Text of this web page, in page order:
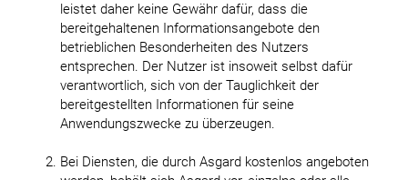
leistet daher keine Gewähr dafür, dass die
bereitgehaltenen Informationsangebote den
betrieblichen Besonderheiten des Nutzers
entsprechen. Der Nutzer ist insoweit selbst dafür
verantwortlich, sich von der Tauglichkeit der
bereitgestellten Informationen für seine
Anwendungszwecke zu überzeugen.
Bei Diensten, die durch Asgard kostenlos angeboten